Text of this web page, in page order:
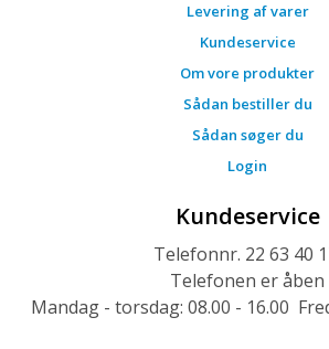
Levering af varer
Kundeservice
Om vore produkter
Sådan bestiller du
Sådan søger du
Login
Kundeservice
Telefonnr. 22 63 40
Telefonen er åben
Mandag - torsdag: 08.00 - 16.00